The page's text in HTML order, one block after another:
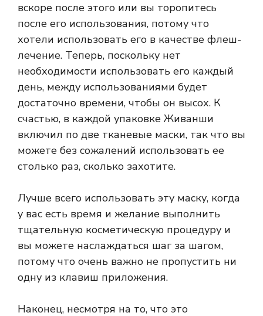
вскоре после этого или вы торопитесь
после его использования, потому что
хотели использовать его в качестве флеш-
лечение. Теперь, поскольку нет
необходимости использовать его каждый
день, между использованиями будет
достаточно времени, чтобы он высох. К
счастью, в каждой упаковке Живанши
включил по две тканевые маски, так что вы
можете без сожалений использовать ее
столько раз, сколько захотите.
Лучше всего использовать эту маску, когда
у вас есть время и желание выполнить
тщательную косметическую процедуру и
вы можете наслаждаться шаг за шагом,
потому что очень важно не пропустить ни
одну из клавиш приложения.
Наконец, несмотря на то, что это